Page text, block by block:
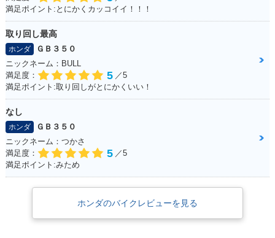
満足ポイント:とにかくカッコイイ！！！
取り回し最高
ホンダ
ＧＢ３５０
ニックネーム：BULL
満足度：
5 ／5
満足ポイント:取り回しがとにかくいい！
なし
ホンダ
ＧＢ３５０
ニックネーム：つかさ
満足度：
5 ／5
満足ポイント:みため
ホンダのバイクレビューを見る